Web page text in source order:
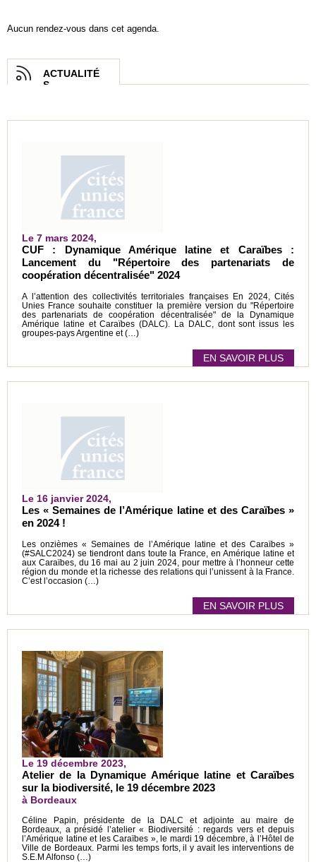
Aucun rendez-vous dans cet agenda.
ACTUALITÉ
S
Le 7 mars 2024,
CUF : Dynamique Amérique latine et Caraïbes :
Lancement du "Répertoire des partenariats de
coopération décentralisée" 2024
A l’attention des collectivités territoriales françaises En 2024, Cités
Unies France souhaite constituer la première version du "Répertoire
des partenariats de coopération décentralisée" de la Dynamique
Amérique latine et Caraïbes (DALC). La DALC, dont sont issus les
groupes-pays Argentine et (…)
EN SAVOIR PLUS
Le 16 janvier 2024,
Les « Semaines de l’Amérique latine et des Caraïbes »
en 2024 !
Les onzièmes « Semaines de l’Amérique latine et des Caraïbes »
(#SALC2024) se tiendront dans toute la France, en Amérique latine et
aux Caraïbes, du 16 mai au 2 juin 2024, pour mettre à l’honneur cette
région du monde et la richesse des relations qui l’unissent à la France.
C’est l’occasion (…)
EN SAVOIR PLUS
Le 19 décembre 2023,
Atelier de la Dynamique Amérique latine et Caraïbes
sur la biodiversité, le 19 décembre 2023
à Bordeaux
Céline Papin, présidente de la DALC et adjointe au maire de
Bordeaux, a présidé l’atelier « Biodiversité : regards vers et depuis
l’Amérique latine et les Caraïbes », le mardi 19 décembre, à l’Hôtel de
Ville de Bordeaux. Parmi les temps forts, il y avait les interventions de
S.E.M Alfonso (…)